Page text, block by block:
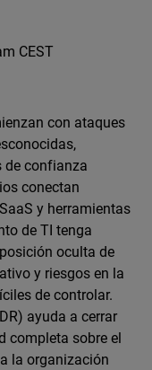
CEST
con ataques
de confianza
conectan
y herramientas
de TI tenga
oculta de
y riesgos en la
de controlar.
ayuda a cerrar
completa sobre el
la organización